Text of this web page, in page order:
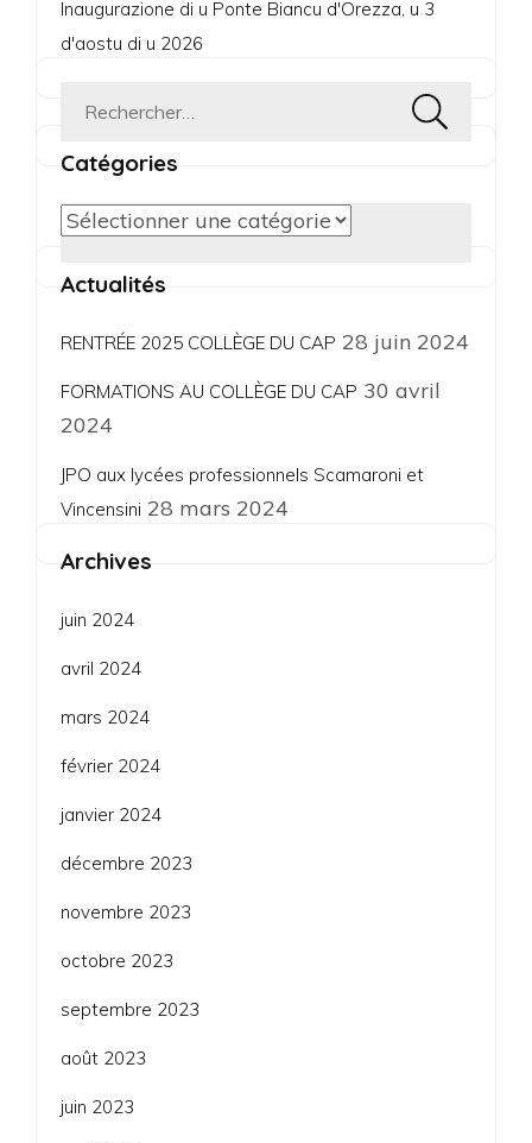
Inaugurazione di u Ponte Biancu d'Orezza, u 3
d'aostu di u 2026
Rechercher :
Catégories
Catégories
Actualités
RENTRÉE 2025 COLLÈGE DU CAP 28 juin 2024
FORMATIONS AU COLLÈGE DU CAP 30 avril
2024
JPO aux lycées professionnels Scamaroni et
Vincensini 28 mars 2024
Archives
juin 2024
avril 2024
mars 2024
février 2024
janvier 2024
décembre 2023
novembre 2023
octobre 2023
septembre 2023
août 2023
juin 2023